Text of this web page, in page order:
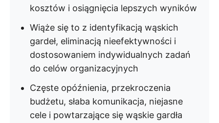
kosztów i osiągnięcia lepszych wyników
Wiąże się to z identyfikacją wąskich
gardeł, eliminacją nieefektywności i
dostosowaniem indywidualnych zadań
do celów organizacyjnych
Częste opóźnienia, przekroczenia
budżetu, słaba komunikacja, niejasne
cele i powtarzające się wąskie gardła